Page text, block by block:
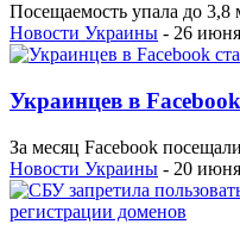
Посещаемость упала до 3,8
Новости Украины - 26
Украинцев в
За месяц Facebook
Новости Украины - 20